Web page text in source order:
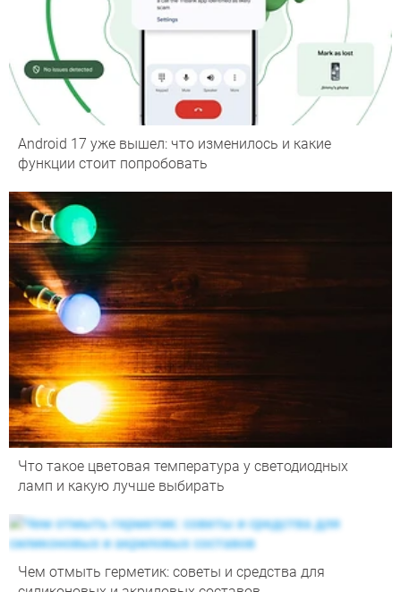
Android 17 уже вышел: что изменилось и какие
функции стоит попробовать
Что такое цветовая температура у светодиодных
ламп и какую лучше выбирать
Чем отмыть герметик: советы и средства для